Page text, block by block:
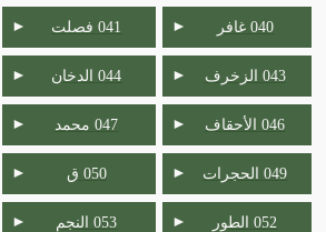
040 غافر ► 041 فصلت ►
043 الزخرف ► 044 الدخان ►
046 الأحقاف ► 047 محمد ►
049 الحجرات ► 050 ق ►
052 الطور ► 053 النجم ►